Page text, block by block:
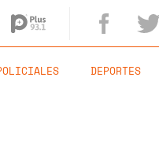
DEPORTES